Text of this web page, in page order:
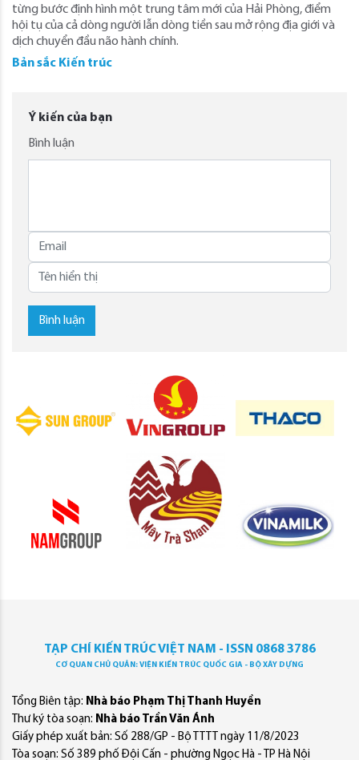
từng bước định hình một trung tâm mới của Hải Phòng, điểm
hội tụ của cả dòng người lẫn dòng tiền sau mở rộng địa giới và
dịch chuyển đầu não hành chính.
Bản sắc Kiến trúc
Ý kiến của bạn
Bình luận
Bình luận
TẠP CHÍ KIẾN TRÚC VIỆT NAM - ISSN 0868 3786
CƠ QUAN CHỦ QUẢN: VIỆN KIẾN TRÚC QUỐC GIA - BỘ XÂY DỰNG
Tổng Biên tập: Nhà báo Phạm Thị Thanh Huyền
Thư ký tòa soạn: Nhà báo Trần Văn Ánh
Giấy phép xuất bản: Số 288/GP - Bộ TTTT ngày 11/8/2023
Tòa soạn: Số 389 phố Đội Cấn - phường Ngọc Hà - TP Hà Nội